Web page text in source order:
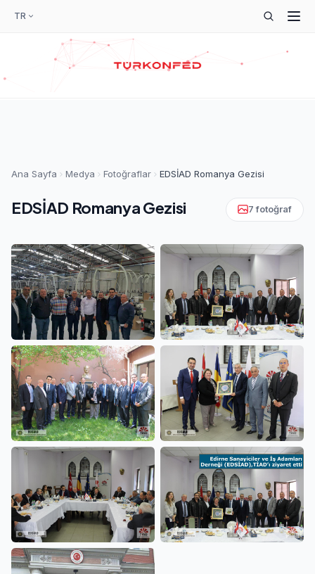
TR
Ana Sayfa Medya Fotoğraflar EDSİAD Romanya Gezisi
EDSİAD Romanya Gezisi 7 fotoğraf